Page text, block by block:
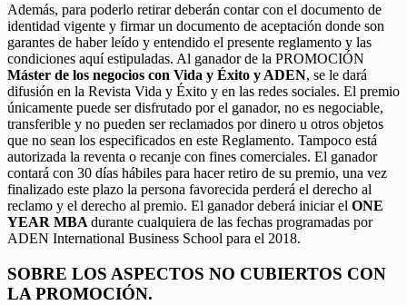
Además, para poderlo retirar deberán contar con el documento de
identidad vigente y firmar un documento de aceptación donde son
garantes de haber leído y entendido el presente reglamento y las
condiciones aquí estipuladas. Al ganador de la PROMOCIÓN
Máster de los negocios con Vida y Éxito y ADEN, se le dará
difusión en la Revista Vida y Éxito y en las redes sociales. El premio
únicamente puede ser disfrutado por el ganador, no es negociable,
transferible y no pueden ser reclamados por dinero u otros objetos
que no sean los especificados en este Reglamento. Tampoco está
autorizada la reventa o recanje con fines comerciales. El ganador
contará con 30 días hábiles para hacer retiro de su premio, una vez
finalizado este plazo la persona favorecida perderá el derecho al
reclamo y el derecho al premio. El ganador deberá iniciar el ONE
YEAR MBA durante cualquiera de las fechas programadas por
ADEN International Business School para el 2018.
SOBRE LOS ASPECTOS NO CUBIERTOS CON
LA PROMOCIÓN.